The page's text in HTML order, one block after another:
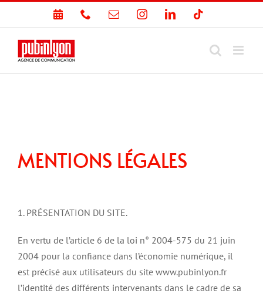
contenu
PRENDRETéléphoneEmail InstagramLinkedIn
MENTIONS LÉGALES
1. PRÉSENTATION DU SITE.
En vertu de l’article 6 de la loi n° 2004-575 du 21 juin
2004 pour la confiance dans l’économie numérique, il
est précisé aux utilisateurs du site www.pubinlyon.fr
l’identité des différents intervenants dans le cadre de sa